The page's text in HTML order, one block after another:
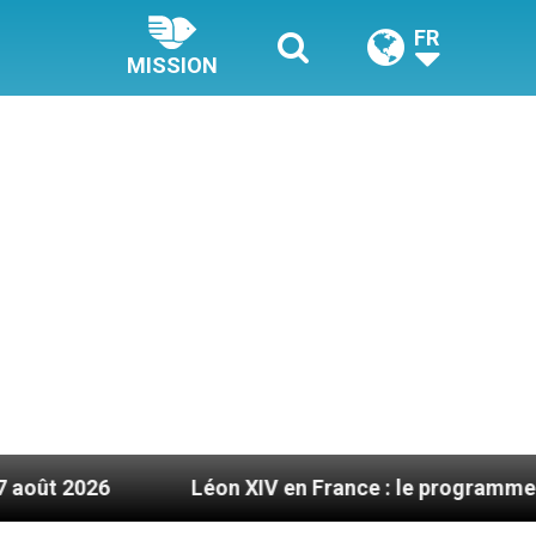
MISSION
FR
Léon XIV en France : le programme détaillé de